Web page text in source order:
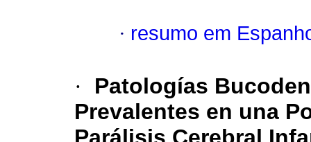
· resumo em
·
Patologías
Prevalentes en una